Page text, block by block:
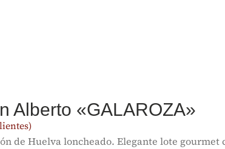
Alberto «GALAROZA»
de Huelva loncheado. Elegante lote gourmet